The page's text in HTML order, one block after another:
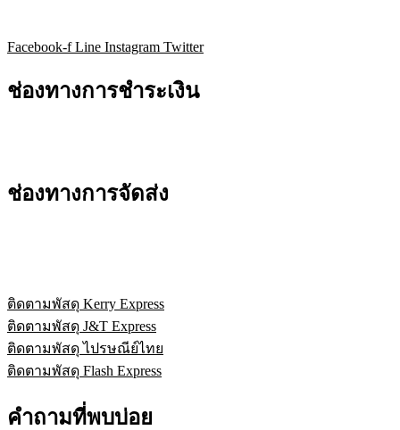
Facebook-f Line Instagram Twitter
ช่องทางการชำระเงิน
ช่องทางการจัดส่ง
ติดตามพัสดุ Kerry Express
ติดตามพัสดุ J&T Express
ติดตามพัสดุ ไปรษณีย์ไทย
ติดตามพัสดุ Flash Express
คำถามที่พบบ่อย